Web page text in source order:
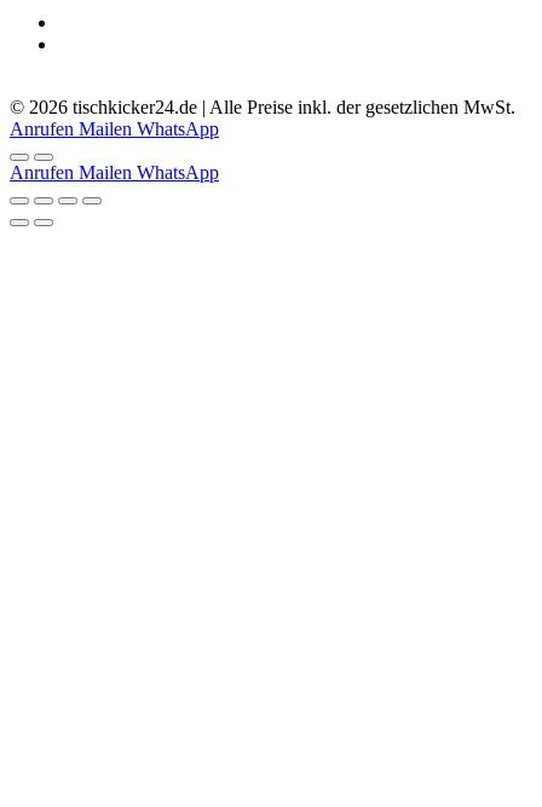
© 2026 tischkicker24.de | Alle Preise inkl. der gesetzlichen MwSt.
Anrufen Mailen WhatsApp
Anrufen Mailen WhatsApp